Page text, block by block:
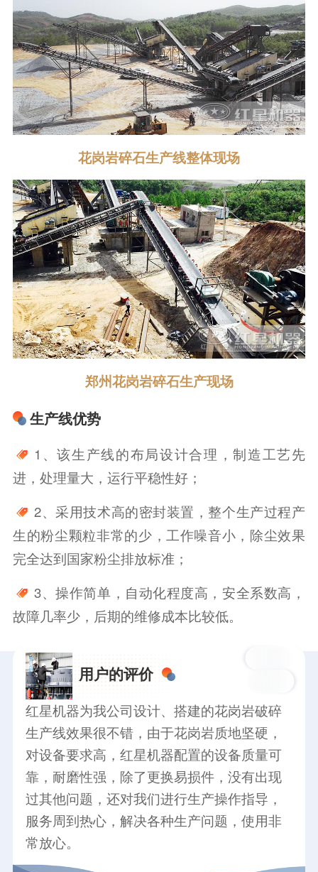
花岗岩碎石生产线整体现场
郑州花岗岩碎石生产现场
生产线优势
1、该生产线的布局设计合理，制造工艺先
进，处理量大，运行平稳性好；
2、采用技术高的密封装置，整个生产过程产
生的粉尘颗粒非常的少，工作噪音小，除尘效果
完全达到国家粉尘排放标准；
3、操作简单，自动化程度高，安全系数高，
故障几率少，后期的维修成本比较低。
用户的评价
红星机器为我公司设计、搭建的花岗岩破碎
生产线效果很不错，由于花岗岩质地坚硬，
对设备要求高，红星机器配置的设备质量可
靠，耐磨性强，除了更换易损件，没有出现
过其他问题，还对我们进行生产操作指导，
服务周到热心，解决各种生产问题，使用非
常放心。